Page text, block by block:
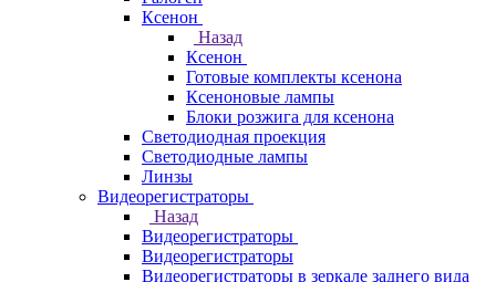
Ксенон
Назад
Ксенон
Готовые комплекты ксенона
Ксеноновые лампы
Блоки розжига для ксенона
Светодиодная проекция
Светодиодные лампы
Линзы
Видеорегистраторы
Назад
Видеорегистраторы
Видеорегистраторы
Видеорегистраторы в зеркале заднего вида